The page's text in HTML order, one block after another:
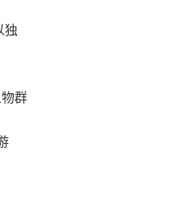
独
群